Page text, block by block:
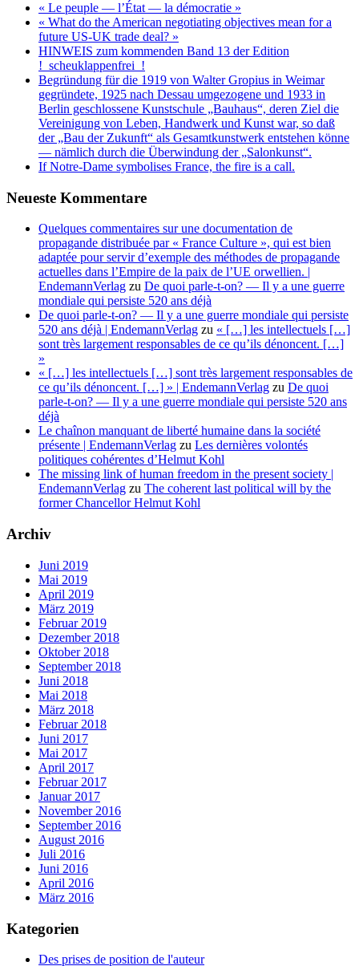
l’élite
fonctionnelle
de
l’UE
ou
Un
discours
de
changement
entre
considération
symptomatique
« Le peuple — l’État — la démocratie »
« What do the American negotiating objectives mean for a
future US-UK trade deal? »
HINWEIS zum kommenden Band 13 der Edition
!_scheuklappenfrei_!
Begründung für die 1919 von Walter Gropius in Weimar
gegründete, 1925 nach Dessau umgezogene und 1933 in
Berlin geschlossene Kunstschule „Bauhaus“, deren Ziel die
Vereinigung von Leben, Handwerk und Kunst war, so daß
der „Bau der Zukunft“ als Gesamtkunstwerk entstehen könne
— nämlich durch die Überwindung der „Salonkunst“.
If Notre-Dame symbolises France, the fire is a call.
Neueste Kommentare
Quelques commentaires sur une documentation de
propagande distribuée par « France Culture », qui est bien
adaptée pour servir d’exemple des méthodes de propagande
actuelles dans l’Empire de la paix de l’UE orwellien. |
EndemannVerlag zu De quoi parle-t-on? — Il y a une guerre
mondiale qui persiste 520 ans déjà
De quoi parle-t-on? — Il y a une guerre mondiale qui persiste
520 ans déjà | EndemannVerlag zu « […] les intellectuels […]
sont très largement responsables de ce qu’ils dénoncent. […]
»
« […] les intellectuels […] sont très largement responsables de
ce qu’ils dénoncent. […] » | EndemannVerlag zu De quoi
parle-t-on? — Il y a une guerre mondiale qui persiste 520 ans
déjà
Le chaînon manquant de liberté humaine dans la société
présente | EndemannVerlag zu Les dernières volontés
politiques cohérentes d’Helmut Kohl
The missing link of human freedom in the present society |
EndemannVerlag zu The coherent last political will by the
former Chancellor Helmut Kohl
Archiv
Juni 2019
Mai 2019
April 2019
März 2019
Februar 2019
Dezember 2018
Oktober 2018
September 2018
Juni 2018
Mai 2018
März 2018
Februar 2018
Juni 2017
Mai 2017
April 2017
Februar 2017
Januar 2017
November 2016
September 2016
August 2016
Juli 2016
Juni 2016
April 2016
März 2016
Kategorien
Des prises de position de l'auteur